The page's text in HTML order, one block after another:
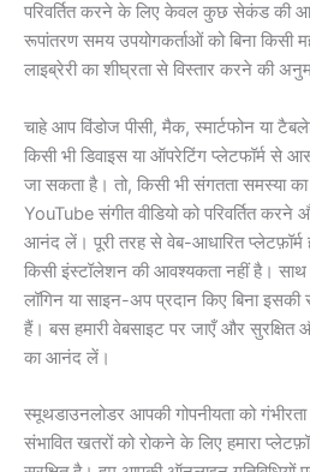
परिवर्तित करने के लिए केवल कुछ सेकंड की
रूपांतरण समय उपयोगकर्ताओं को बिना किसी
लाइब्रेरी का शीघ्रता से विस्तार करने की
चाहे आप विंडोज पीसी, मैक, स्मार्टफोन या
किसी भी डिवाइस या ऑपरेटिंग प्लेटफॉर्म से
जा सकता है। तो, किसी भी संगतता समस्या का
YouTube संगीत वीडियो को परिवर्तित
आनंद लें। पूरी तरह से वेब-आधारित प्लेटफ़ॉर्म
किसी इंस्टॉलेशन की आवश्यकता नहीं है। साथ
लॉगिन या साइन-अप प्रदान किए बिना
हैं। बस हमारी वेबसाइट पर जाएँ और
का आनंद लें।
स्मूथडाउनलोडर आपकी गोपनीयता को
संभावित खतरों को रोकने के लिए हमारा